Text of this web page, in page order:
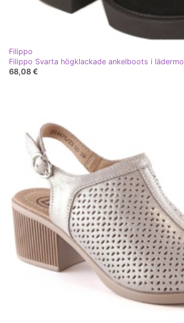
Filippo
Filippo Svarta högklackade ankelboots i
68,08 €